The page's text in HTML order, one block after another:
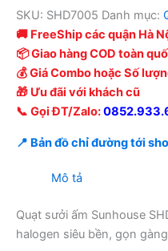
SKU: SHD7005 Danh mục:
🚚 FreeShip các quận Hà
📦 Giao hàng COD toàn
💰 Giá Combo hoặc Số
🎁 Ưu đãi với khách cũ
📞 Gọi ĐT/Zalo:
📍 Bản đồ chỉ đường tới
Mô tả
Quạt sưởi ấm Sunhouse
halogen siêu bền, gọn